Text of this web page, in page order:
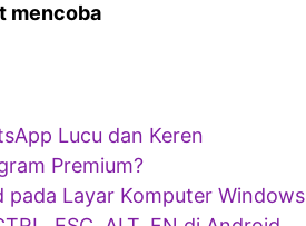
mencoba
Lucu dan Keren
Premium?
pada Layar Komputer Windows